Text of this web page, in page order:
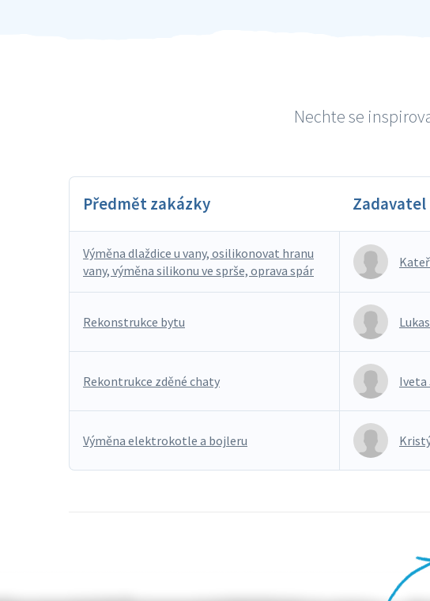
Nechte se
Předmět zakázky Zadavatel
Výměna dlaždice u vany, osilikonovat hranu
vany, výměna silikonu ve sprše, oprava spár
Rekonstrukce bytu
Rekontrukce zděné chaty Iveta
Výměna elektrokotle a bojleru